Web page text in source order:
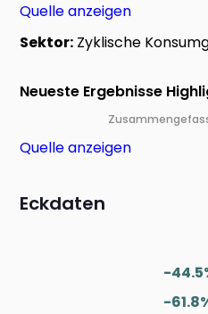
Quelle anzeigen
Sektor: Zyklische
Neueste Ergebnisse
Quelle anzeigen
Eckdaten
-
-